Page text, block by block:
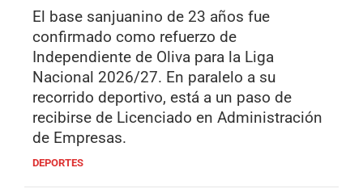
El base sanjuanino de 23 años fue
confirmado como refuerzo de
Independiente de Oliva para la Liga
Nacional 2026/27. En paralelo a su
recorrido deportivo, está a un paso de
recibirse de Licenciado en Administración
de Empresas.
DEPORTES